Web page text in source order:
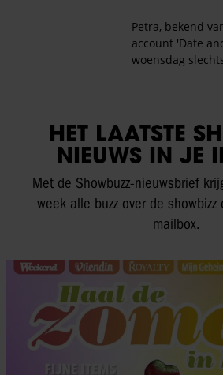
HET LAATSTE
NIEUWS IN JE
Met de Showbuzz-nieuwsbrief
week alle buzz over de
mailbox.